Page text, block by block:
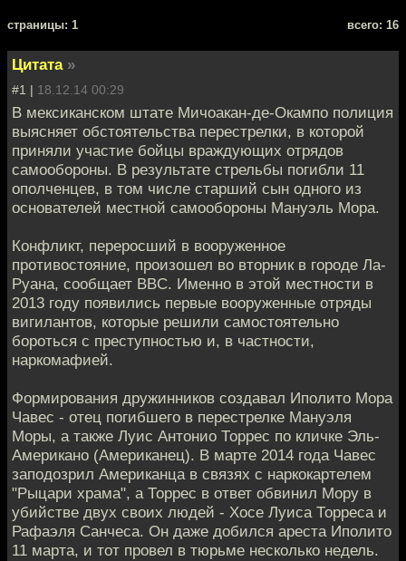
cтраницы: 1 всего: 16
Цитата »
#1 | 18.12.14 00:29
В мексиканском штате Мичоакан-де-Окампо полиция
выясняет обстоятельства перестрелки, в которой
приняли участие бойцы враждующих отрядов
самообороны. В результате стрельбы погибли 11
ополченцев, в том числе старший сын одного из
основателей местной самообороны Мануэль Мора.
Конфликт, переросший в вооруженное
противостояние, произошел во вторник в городе Ла-
Руана, сообщает BBC. Именно в этой местности в
2013 году появились первые вооруженные отряды
вигилантов, которые решили самостоятельно
бороться с преступностью и, в частности,
наркомафией.
Формирования дружинников создавал Иполито Мора
Чавес - отец погибшего в перестрелке Мануэля
Моры, а также Луис Антонио Торрес по кличке Эль-
Американо (Американец). В марте 2014 года Чавес
заподозрил Американца в связях с наркокартелем
"Рыцари храма", а Торрес в ответ обвинил Мору в
убийстве двух своих людей - Хосе Луиса Торреса и
Рафаэля Санчеса. Он даже добился ареста Иполито
11 марта, и тот провел в тюрьме несколько недель.